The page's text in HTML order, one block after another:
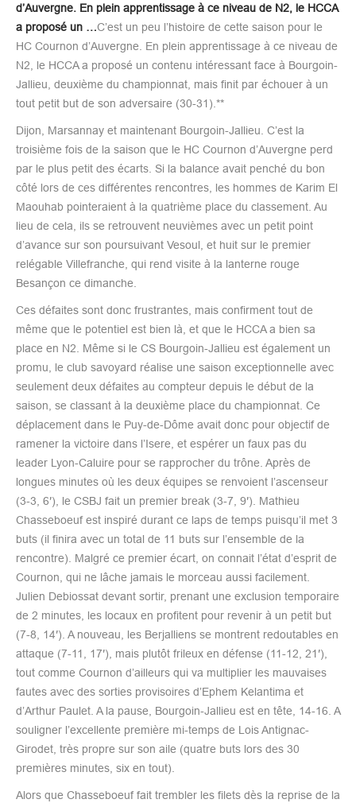
d’Auvergne. En plein apprentissage à ce niveau de N2, le HCCA
a proposé un …C’est un peu l’histoire de cette saison pour le
HC Cournon d’Auvergne. En plein apprentissage à ce niveau de
N2, le HCCA a proposé un contenu intéressant face à Bourgoin-
Jallieu, deuxième du championnat, mais finit par échouer à un
tout petit but de son adversaire (30-31).**
Dijon, Marsannay et maintenant Bourgoin-Jallieu. C’est la
troisième fois de la saison que le HC Cournon d’Auvergne perd
par le plus petit des écarts. Si la balance avait penché du bon
côté lors de ces différentes rencontres, les hommes de Karim El
Maouhab pointeraient à la quatrième place du classement. Au
lieu de cela, ils se retrouvent neuvièmes avec un petit point
d’avance sur son poursuivant Vesoul, et huit sur le premier
relégable Villefranche, qui rend visite à la lanterne rouge
Besançon ce dimanche.
Ces défaites sont donc frustrantes, mais confirment tout de
même que le potentiel est bien là, et que le HCCA a bien sa
place en N2. Même si le CS Bourgoin-Jallieu est également un
promu, le club savoyard réalise une saison exceptionnelle avec
seulement deux défaites au compteur depuis le début de la
saison, se classant à la deuxième place du championnat. Ce
déplacement dans le Puy-de-Dôme avait donc pour objectif de
ramener la victoire dans l’Isere, et espérer un faux pas du
leader Lyon-Caluire pour se rapprocher du trône. Après de
longues minutes où les deux équipes se renvoient l’ascenseur
(3-3, 6′), le CSBJ fait un premier break (3-7, 9′). Mathieu
Chasseboeuf est inspiré durant ce laps de temps puisqu’il met 3
buts (il finira avec un total de 11 buts sur l’ensemble de la
rencontre). Malgré ce premier écart, on connait l’état d’esprit de
Cournon, qui ne lâche jamais le morceau aussi facilement.
Julien Debiossat devant sortir, prenant une exclusion temporaire
de 2 minutes, les locaux en profitent pour revenir à un petit but
(7-8, 14′). A nouveau, les Berjalliens se montrent redoutables en
attaque (7-11, 17′), mais plutôt frileux en défense (11-12, 21′),
tout comme Cournon d’ailleurs qui va multiplier les mauvaises
fautes avec des sorties provisoires d’Ephem Kelantima et
d’Arthur Paulet. A la pause, Bourgoin-Jallieu est en tête, 14-16. A
souligner l’excellente première mi-temps de Lois Antignac-
Girodet, très propre sur son aile (quatre buts lors des 30
premières minutes, six en tout).
Alors que Chasseboeuf fait trembler les filets dès la reprise de la